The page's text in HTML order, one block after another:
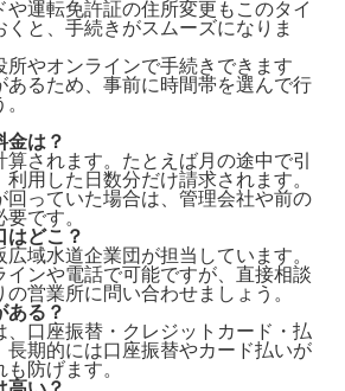
や運転免許証の住所変更もこのタイ
くと、手続きがスムーズになりま
所やオンラインで手続きできます
あるため、事前に時間帯を選んで行
金は？
算されます。たとえば月の途中で引
用した日数分だけ請求されます。
回っていた場合は、管理会社や前の
です。
はどこ？
広域水道企業団 が担当しています。
インや電話で可能ですが、直接相談
営業所に問い合わせましょう。
ある？
口座振替・クレジットカード・払
長期的には口座振替やカード払いが
防げます。